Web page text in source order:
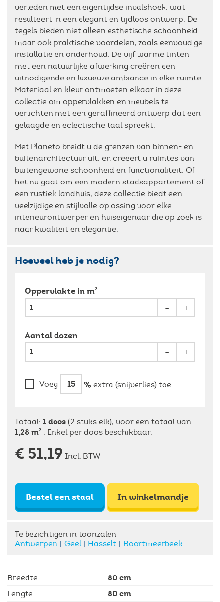
verleden met een eigentijdse invalshoek, wat
resulteert in een elegant en tijdloos ontwerp. De
tegels bieden niet alleen esthetische schoonheid
maar ook praktische voordelen, zoals eenvoudige
installatie en onderhoud. De vijf warme tinten
met een natuurlijke afwerking creëren een
uitnodigende en luxueuze ambiance in elke ruimte.
Materiaal en kleur ontmoeten elkaar in deze
collectie om oppervlakken en meubels te
verlichten met een geraffineerd ontwerp dat een
gelaagde en eclectische taal spreekt.
Met Planeto breidt u de grenzen van binnen- en
buitenarchitectuur uit, en creëert u ruimtes van
buitengewone schoonheid en functionaliteit. Of
het nu gaat om een modern stadsappartement of
een rustiek landhuis, deze collectie biedt een
veelzijdige en stijlvolle oplossing voor elke
interieurontwerper en huiseigenaar die op zoek is
naar kwaliteit en elegantie.
Hoeveel heb je nodig?
Oppervlakte in m2
- +
Aantal dozen
- +
Voeg % extra (snijverlies) toe
Totaal: 1doos (2 stuks elk), voor een totaal van
1,28m2 . Enkel per doos beschikbaar.
€ 51,19 Incl. BTW
Bestel een staal In winkelmandje
Te bezichtigen in toonzalen
Antwerpen
Geel Hasselt Boortmeerbeek
Breedte 80 cm
Lengte 80 cm